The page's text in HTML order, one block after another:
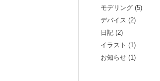
モデリング (5)
デバイス (2)
日記 (2)
イラスト (1)
お知らせ (1)